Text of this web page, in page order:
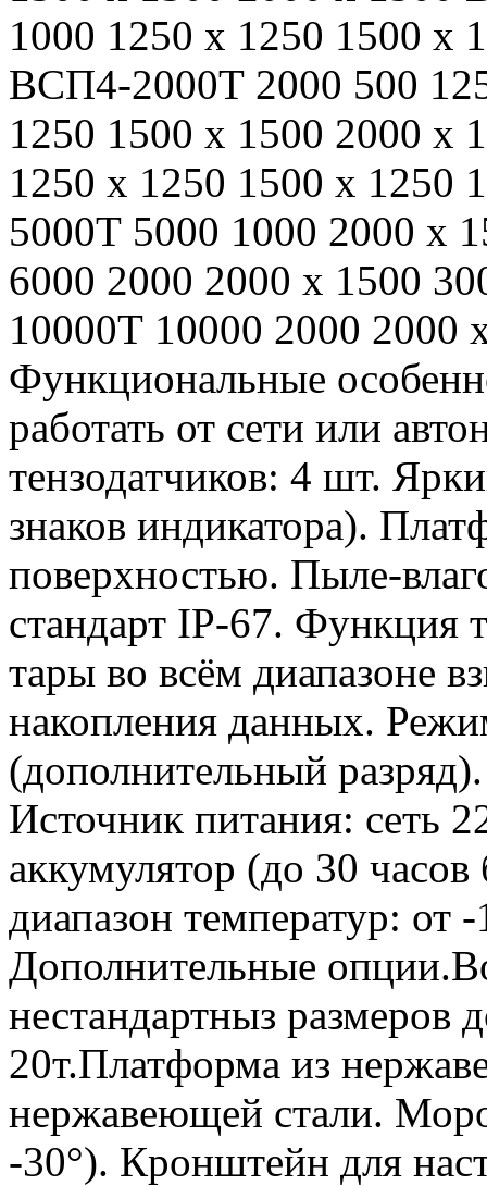
1000 1250 х 1250 1500 х
ВСП4-2000Т 2000 500
1250 1500 х 1500 2000
1250 х 1250 1500 х 1250
5000Т 5000 1000 2000 х
6000 2000 2000 х 1500
10000Т 10000 2000 2000
Функциональные
работать от сети или
тензодатчиков: 4 шт.
знаков индикатора).
поверхностью. Пыле-
стандарт IP-67. Функция
тары во всём диапазоне
накопления данных.
(дополнительный
Источник питания: сеть
аккумулятор (до 30
диапазон температур: от
Дополнительные
нестандартныз размеров
20т.Платформа из
нержавеющей стали.
-30°). Кронштейн для